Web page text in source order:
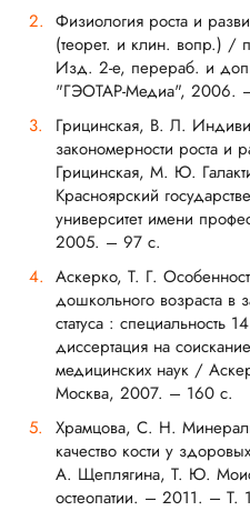
Физиология роста и
(теорет. и клин. вопр.)
Изд. 2-е, перераб. и
"ГЭОТАР-Медиа", 2006.
Грицинская, В. Л.
закономерности роста и
Грицинская, М. Ю.
Красноярский
университет имени
2005. – 97 с.
Аскерко, Т. Г.
дошкольного возраста в
статуса : специальность
диссертация на
медицинских наук /
Москва, 2007. – 160 с.
Храмцова, С. Н.
качество кости у
А. Щеплягина, Т. Ю.
остеопатии. – 2011. –